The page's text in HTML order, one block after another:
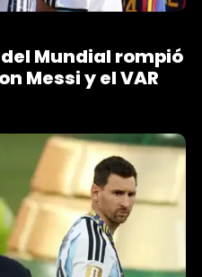
Mundial rompió
Messi y el VAR